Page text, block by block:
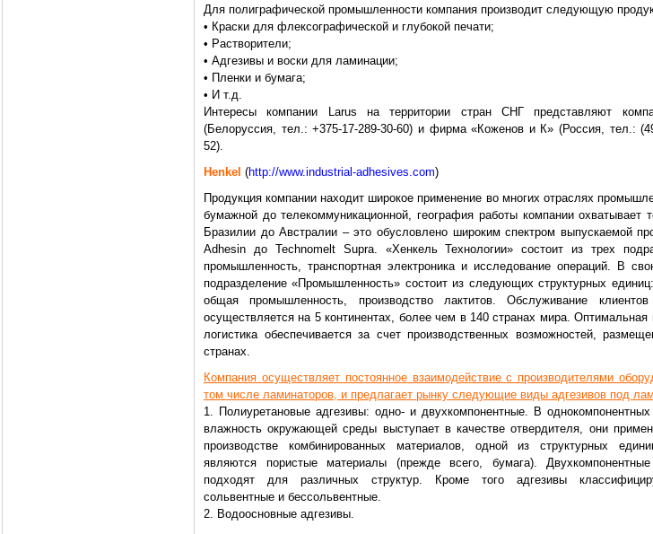
Для полиграфической промышленности компания производит следующую
• Краски для флексографической и глубокой печати;
• Растворители;
• Адгезивы и воски для ламинации;
• Пленки и бумага;
• И т.д.
Интересы компании Larus на территории стран СНГ представляют
(Белоруссия, тел.: +375-17-289-30-60) и фирма «Коженов и К» (Россия, тел.:
52).
Henkel (http://www.industrial-adhesives.com)
Продукция компании находит широкое применение во многих отраслях
бумажной до телекоммуникационной, география работы компании охватывает
Бразилии до Австралии – это обусловлено широким спектром выпускаемой
Adhesin до Technomelt Supra. «Хенкель Технологии» состоит из трех
промышленность, транспортная электроника и исследование операций. В
подразделение «Промышленность» состоит из следующих структурных
общая промышленность, производство лактитов. Обслуживание
осуществляется на 5 континентах, более чем в 140 странах мира. Оптимальная
логистика обеспечивается за счет производственных возможностей,
странах.
Компания осуществляет постоянное взаимодействие с производителями
том числе ламинаторов, и предлагает рынку следующие виды адгезивов под
1. Полиуретановые адгезивы: одно- и двухкомпонентные. В однокомпонентных
влажность окружающей среды выступает в качестве отвердителя, они
производстве комбинированных материалов, одной из структурных
являются пористые материалы (прежде всего, бумага).
подходят для различных структур. Кроме того адгезивы
сольвентные и бессольвентные.
2. Водоосновные адгезивы.